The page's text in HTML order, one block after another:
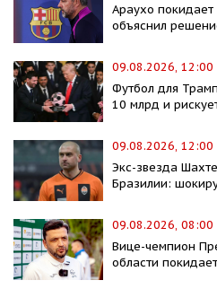
Араухо покидает
объяснил
09.08.2026, 12:00
Футбол для
10 млрд и
09.08.2026, 12:00
Экс-звезда
Бразилии:
09.08.2026, 08:00
Вице-чемпион
области